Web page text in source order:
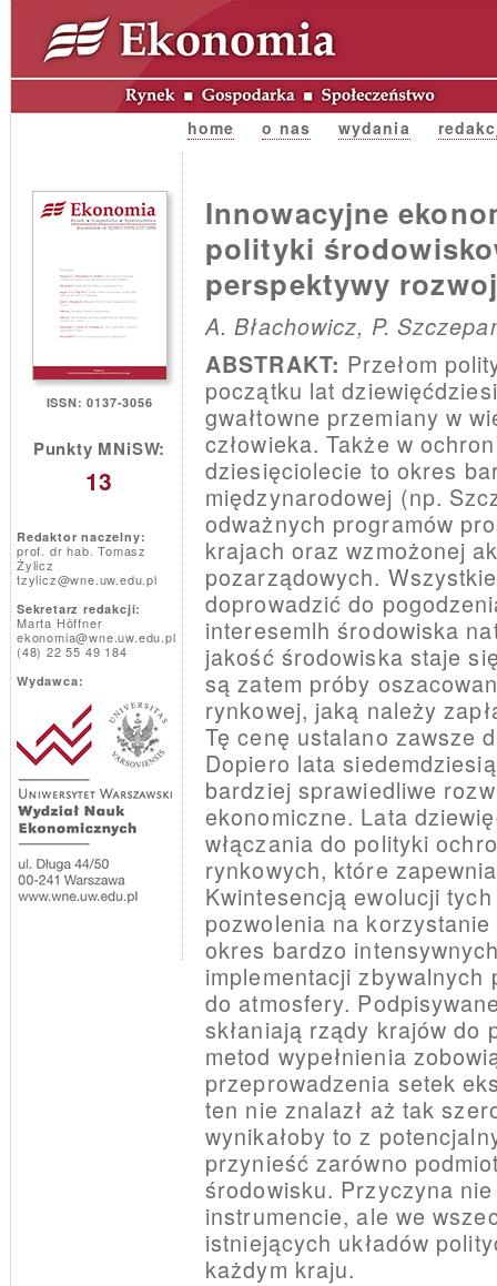
home o nas wydania
ISSN: 0137-3056
Punkty MNiSW:
13
Redaktor naczelny:
prof. dr hab. Tomasz
Żylicz
tzylicz@wne.uw.edu.pl
Sekretarz redakcji:
Marta Höffner
ekonomia@wne.uw.edu.pl
(48) 22 55 49 184
Wydawca:
Innowacyjne
polityki
perspektywy
A. Błachowicz, P.
ABSTRAKT: Przełom
początku lat
gwałtowne przemiany w
człowieka. Także w
dziesięciolecie to okres
międzynarodowej (np.
odważnych programów
krajach oraz wzmożonej
pozarządowych.
doprowadzić do
interesemlh środowiska
jakość środowiska staje
są zatem próby
rynkowej, jaką należy
Tę cenę ustalano zawsze
Dopiero lata
bardziej sprawiedliwe
ekonomiczne. Lata
włączania do polityki
rynkowych, które
Kwintesencją ewolucji
pozwolenia na
okres bardzo
implementacji
do atmosfery.
skłaniają rządy krajów do
metod wypełnienia
przeprowadzenia setek
ten nie znalazł aż tak
wynikałoby to z
przynieść zarówno
środowisku. Przyczyna
instrumencie, ale we
istniejących układów
każdym kraju.